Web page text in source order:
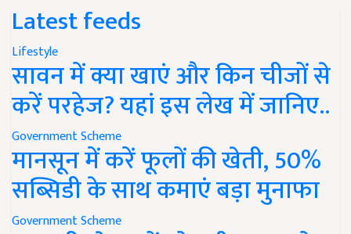
Latest feeds
Lifestyle
सावन में क्या खाएं और किन चीजों से
करें परहेज? यहां इस लेख में जानिए..
Government Scheme
मानसून में करें फूलों की खेती, 50%
सब्सिडी के साथ कमाएं बड़ा मुनाफा
Government Scheme